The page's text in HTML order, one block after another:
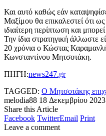
Και αυτό καθώς εάν
Μαξίμου θα επικαλεστεί ότι
ιδιαίτερη περίπτωση και
Την ίδια στρατηγική άλλωστε
20 χρόνια ο Κώστας
Κωνσταντίνου Μητσοτάκη.
ΠΗΓΗ:news247.gr
TAGGED: Ο Μητσοτάκης
melodia88 18 Δεκεμβρίου 2023
Share this Article
Facebook TwitterEmail Print
Leave a comment